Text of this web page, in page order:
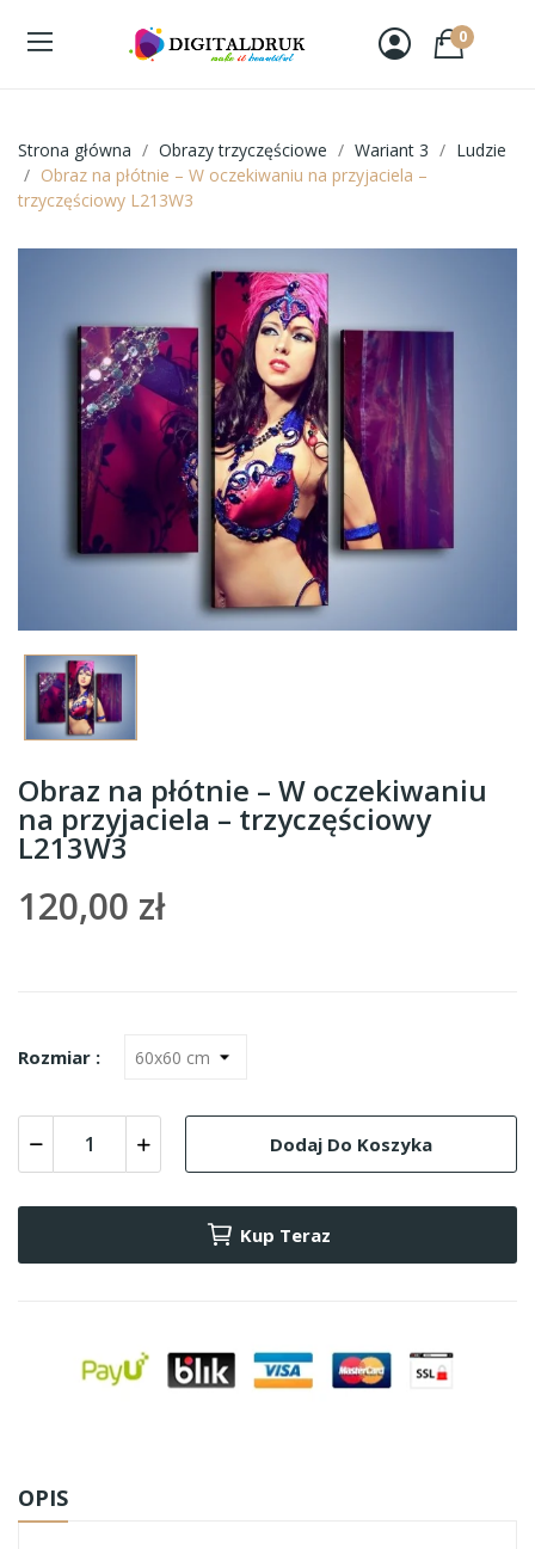
0
Strona główna Obrazy trzyczęściowe Wariant 3
Ludzie
Obraz na płótnie – W oczekiwaniu na przyjaciela –
trzyczęściowy L213W3
Obraz na płótnie – W oczekiwaniu
na przyjaciela – trzyczęściowy
L213W3
120,00 zł
Rozmiar :
Dodaj Do Koszyka
Kup Teraz
OPIS